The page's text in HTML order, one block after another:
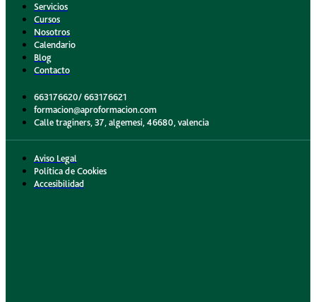
Servicios
Cursos
Nosotros
Calendario
Blog
Contacto
663176620/ 663176621
formacion@aproformacion.com
Calle traginers, 37, algemesi, 46680, valencia
Aviso Legal
Política de Cookies
Accesibilidad